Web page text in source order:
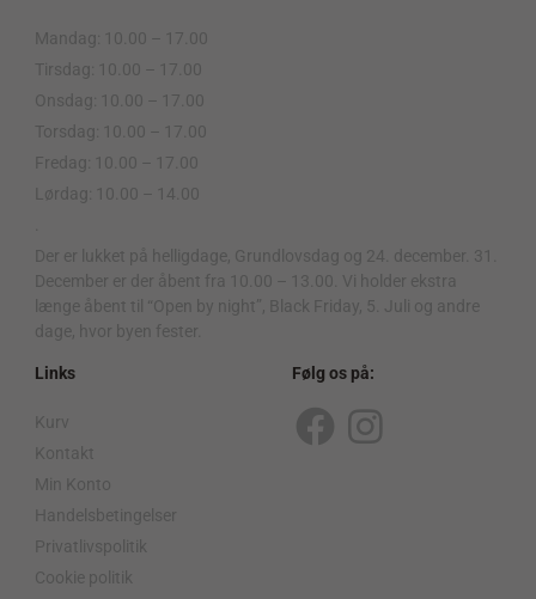
Mandag: 10.00 – 17.00
Tirsdag: 10.00 – 17.00
Onsdag: 10.00 – 17.00
Torsdag: 10.00 – 17.00
Fredag: 10.00 – 17.00
Lørdag: 10.00 – 14.00
Der er lukket på helligdage, Grundlovsdag og 24. december. 31.
December er der åbent fra 10.00 – 13.00. Vi holder ekstra
længe åbent til “Open by night”, Black Friday, 5. Juli og andre
dage, hvor byen fester.
Links
Kurv
Kontakt
Min Konto
Handelsbetingelser
Privatlivspolitik
Cookie politik
Følg os på:
F
I